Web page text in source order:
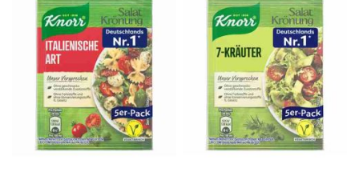
COMPARATEUR
COMPARATEUR